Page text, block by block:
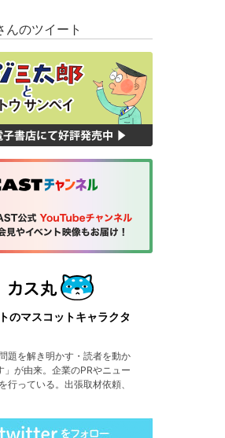
のツイート
のマスコットキャラクタ
題を解き明かす・読者を動か
」が由来。企業のPRやニュー
行っている。出張取材依頼、